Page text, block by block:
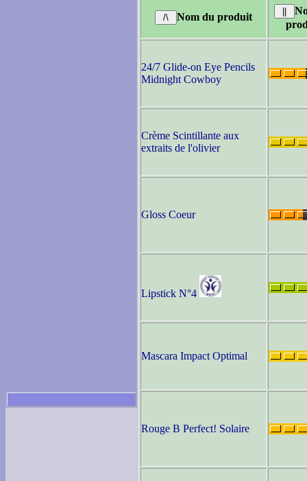
Nom du produit
24/7 Glide-on Eye Pencils
Midnight Cowboy
Crème Scintillante aux
extraits de l'olivier
Gloss Coeur
Lipstick N°4
Mascara Impact Optimal
Rouge B Perfect! Solaire